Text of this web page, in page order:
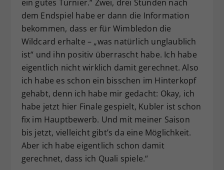
ein gutes Turnier.“ Zwei, drei Stunden nach
dem Endspiel habe er dann die Information
bekommen, dass er für Wimbledon die
Wildcard erhalte – „was natürlich unglaublich
ist“ und ihn positiv überrascht habe. Ich habe
eigentlich nicht wirklich damit gerechnet. Also
ich habe es schon ein bisschen im Hinterkopf
gehabt, denn ich habe mir gedacht: Okay, ich
habe jetzt hier Finale gespielt, Kubler ist schon
fix im Hauptbewerb. Und mit meiner Saison
bis jetzt, vielleicht gibt’s da eine Möglichkeit.
Aber ich habe eigentlich schon damit
gerechnet, dass ich Quali spiele.“